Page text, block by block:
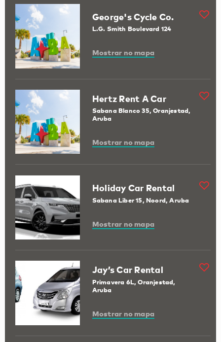
George's Cycle Co.
L.G. Smith Boulevard 124
Mostrar no mapa
Hertz Rent A Car
Sabana Blanco 35, Oranjestad,
Aruba
Mostrar no mapa
Holiday Car Rental
Sabana Liber 15, Noord, Aruba
Mostrar no mapa
Jay’s Car Rental
Primavera 6L, Oranjestad,
Aruba
Mostrar no mapa